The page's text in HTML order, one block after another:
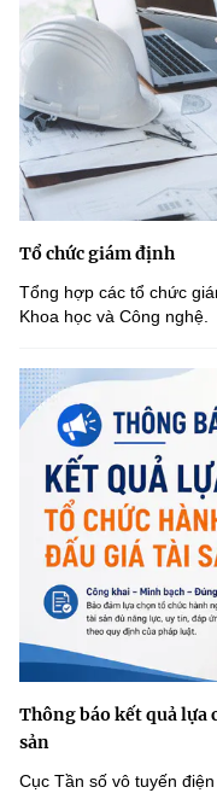
Tổ chức giám định
Tổng hợp các tổ chức
Khoa học và Công nghệ.
Thông báo kết quả lựa
sản
Cục Tần số vô tuyến